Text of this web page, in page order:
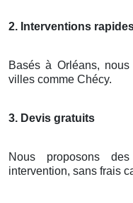
2. Interventions
Basés à Orléans,
villes comme Chécy.
3. Devis gratuits
Nous proposons
intervention, sans frais